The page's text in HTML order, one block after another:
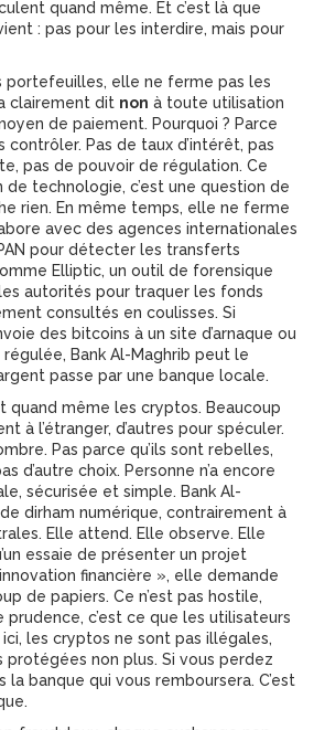
quand même. Et c’est là que
: pas pour les interdire, mais pour
portefeuilles, elle ne ferme pas les
clairement dit non à toute utilisation
de paiement. Pourquoi ? Parce
contrôler. Pas de taux d’intérêt, pas
pas de pouvoir de régulation. Ce
de technologie, c’est une question de
rien. En même temps, elle ne ferme
avec des agences internationales
pour détecter les transferts
Elliptic, un outil de forensique
autorités pour traquer les fonds
consultés en coulisses. Si
des bitcoins à un site d’arnaque ou
Bank Al-Maghrib peut le
passe par une banque locale.
quand même les cryptos. Beaucoup
à l’étranger, d’autres pour spéculer.
Pas parce qu’ils sont rebelles,
d’autre choix. Personne n’a encore
sécurisée et simple. Bank Al-
de dirham numérique, contrairement à
Elle attend. Elle observe. Elle
essaie de présenter un projet
financière », elle demande
de papiers. Ce n’est pas hostile,
prudence, c’est ce que les utilisateurs
les cryptos ne sont pas illégales,
protégées non plus. Si vous perdez
la banque qui vous remboursera. C’est